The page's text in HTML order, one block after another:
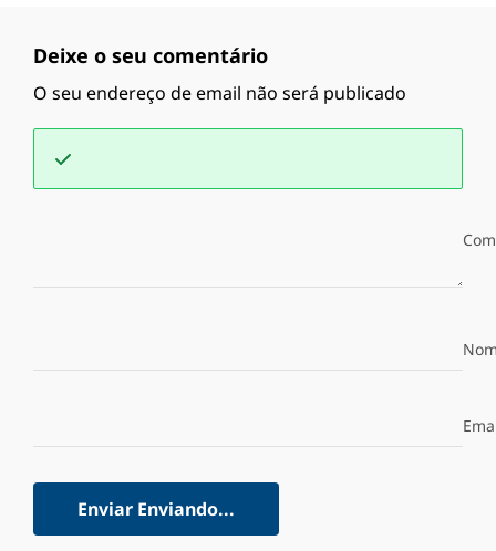
Deixe o seu comentário
O seu endereço de email não será publicado
Enviar Enviando...